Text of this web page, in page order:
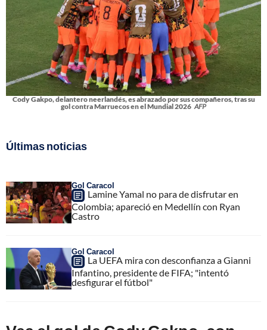
Cody Gakpo, delantero neerlandés, es abrazado por sus compañeros, tras su
gol contra Marruecos en el Mundial 2026 AFP
Últimas noticias
Gol Caracol
Lamine Yamal no para de disfrutar en
Colombia; apareció en Medellín con Ryan
Castro
Gol Caracol
La UEFA mira con desconfianza a Gianni
Infantino, presidente de FIFA; "intentó
desfigurar el fútbol"